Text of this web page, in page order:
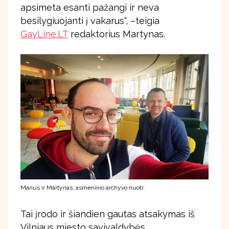
apsimeta esanti pažangi ir neva
besilygiuojanti į vakarus“, –teigia
GayLine.LT redaktorius Martynas.
Marius ir Martynas, asmeninio archyvo nuotr.
Tai įrodo ir šiandien gautas atsakymas iš